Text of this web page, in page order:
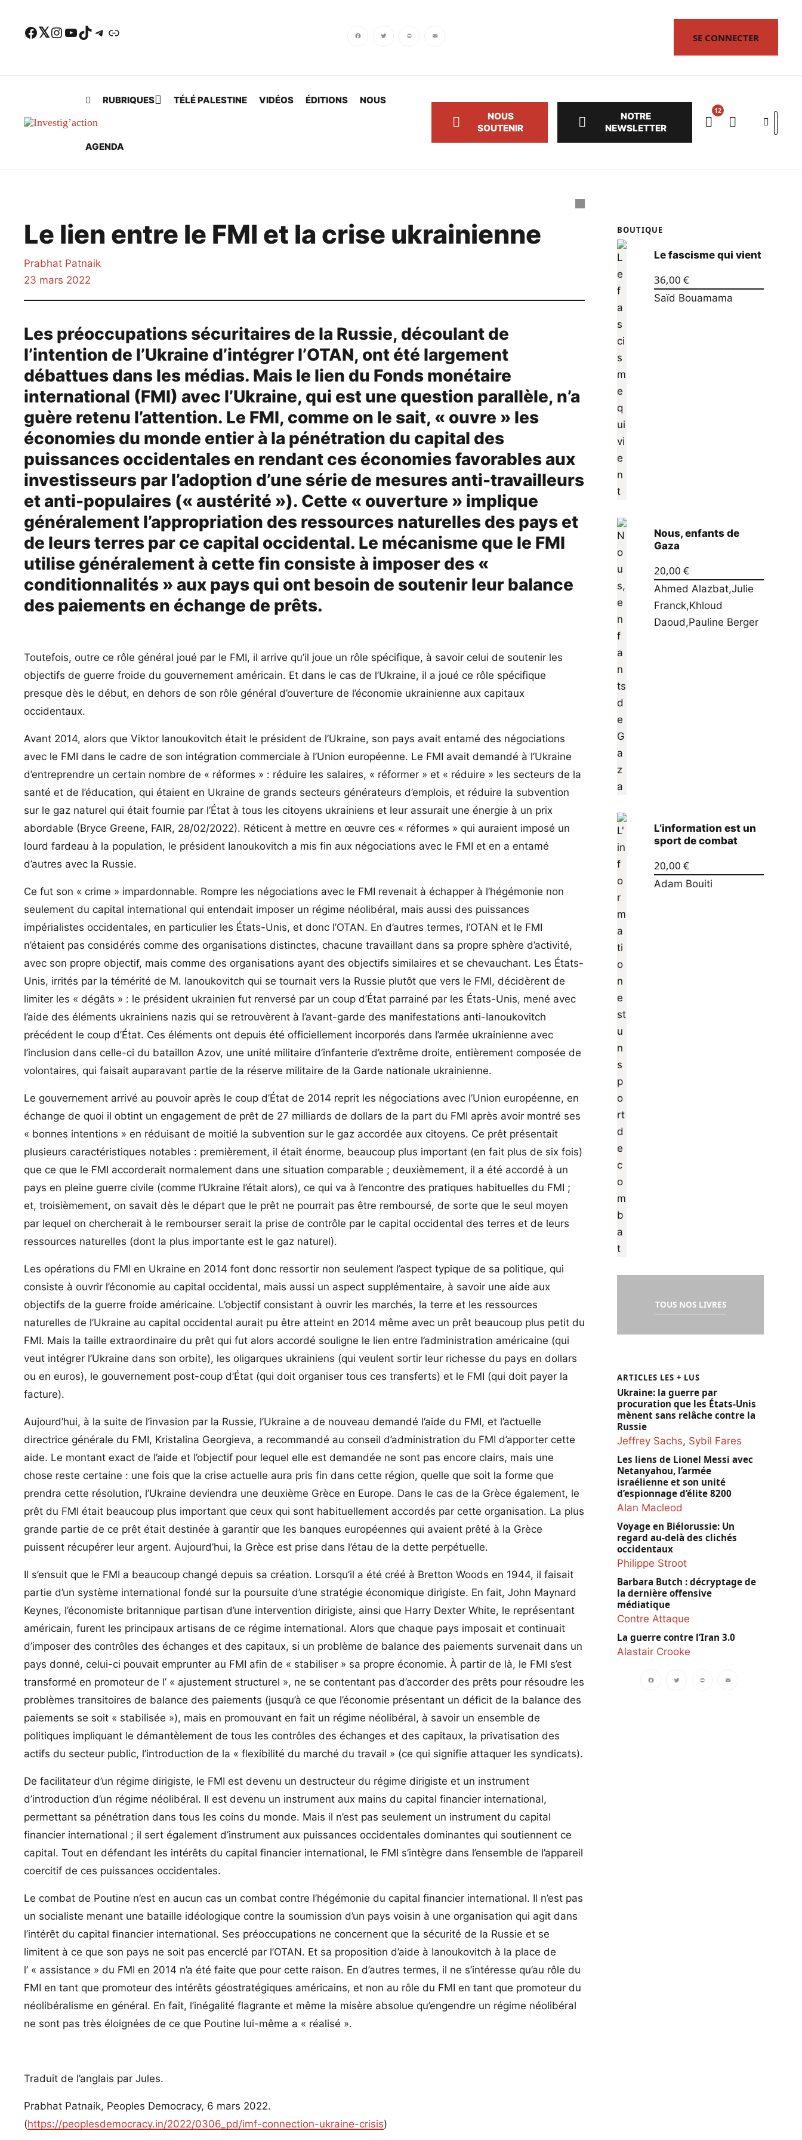
Facebook Twitter InstagramYouTube TikTok Telegram Lien SE CONNECTER
RUBRIQUES TÉLÉ PALESTINE VIDÉOS ÉDITIONS NOUS
AGENDA
NOUS
SOUTENIR
NOTRE
NEWSLETTER
Le lien entre le FMI et la crise ukrainienne
Prabhat Patnaik
23 mars 2022
Les préoccupations sécuritaires de la Russie, découlant de
l’intention de l’Ukraine d’intégrer l’OTAN, ont été largement
débattues dans les médias. Mais le lien du Fonds monétaire
international (FMI) avec l’Ukraine, qui est une question parallèle, n’a
guère retenu l’attention. Le FMI, comme on le sait, « ouvre » les
économies du monde entier à la pénétration du capital des
puissances occidentales en rendant ces économies favorables aux
investisseurs par l’adoption d’une série de mesures anti-travailleurs
et anti-populaires (« austérité »). Cette « ouverture » implique
généralement l’appropriation des ressources naturelles des pays et
de leurs terres par ce capital occidental. Le mécanisme que le FMI
utilise généralement à cette fin consiste à imposer des «
conditionnalités » aux pays qui ont besoin de soutenir leur balance
des paiements en échange de prêts.
Toutefois, outre ce rôle général joué par le FMI, il arrive qu’il joue un rôle spécifique, à savoir celui de soutenir les
objectifs de guerre froide du gouvernement américain. Et dans le cas de l’Ukraine, il a joué ce rôle spécifique
presque dès le début, en dehors de son rôle général d’ouverture de l’économie ukrainienne aux capitaux
occidentaux.
Avant 2014, alors que Viktor Ianoukovitch était le président de l’Ukraine, son pays avait entamé des négociations
avec le FMI dans le cadre de son intégration commerciale à l’Union européenne. Le FMI avait demandé à l’Ukraine
d’entreprendre un certain nombre de « réformes » : réduire les salaires, « réformer » et « réduire » les secteurs de la
santé et de l’éducation, qui étaient en Ukraine de grands secteurs générateurs d’emplois, et réduire la subvention
sur le gaz naturel qui était fournie par l’État à tous les citoyens ukrainiens et leur assurait une énergie à un prix
abordable (Bryce Greene, FAIR, 28/02/2022). Réticent à mettre en œuvre ces « réformes » qui auraient imposé un
lourd fardeau à la population, le président Ianoukovitch a mis fin aux négociations avec le FMI et en a entamé
d’autres avec la Russie.
Ce fut son « crime » impardonnable. Rompre les négociations avec le FMI revenait à échapper à l’hégémonie non
seulement du capital international qui entendait imposer un régime néolibéral, mais aussi des puissances
impérialistes occidentales, en particulier les États-Unis, et donc l’OTAN. En d’autres termes, l’OTAN et le FMI
n’étaient pas considérés comme des organisations distinctes, chacune travaillant dans sa propre sphère d’activité,
avec son propre objectif, mais comme des organisations ayant des objectifs similaires et se chevauchant. Les États-
Unis, irrités par la témérité de M. Ianoukovitch qui se tournait vers la Russie plutôt que vers le FMI, décidèrent de
limiter les « dégâts » : le président ukrainien fut renversé par un coup d’État parrainé par les États-Unis, mené avec
l’aide des éléments ukrainiens nazis qui se retrouvèrent à l’avant-garde des manifestations anti-Ianoukovitch
précédent le coup d’État. Ces éléments ont depuis été officiellement incorporés dans l’armée ukrainienne avec
l’inclusion dans celle-ci du bataillon Azov, une unité militaire d’infanterie d’extrême droite, entièrement composée de
volontaires, qui faisait auparavant partie de la réserve militaire de la Garde nationale ukrainienne.
Le gouvernement arrivé au pouvoir après le coup d’État de 2014 reprit les négociations avec l’Union européenne, en
échange de quoi il obtint un engagement de prêt de 27 milliards de dollars de la part du FMI après avoir montré ses
« bonnes intentions » en réduisant de moitié la subvention sur le gaz accordée aux citoyens. Ce prêt présentait
plusieurs caractéristiques notables : premièrement, il était énorme, beaucoup plus important (en fait plus de six fois)
que ce que le FMI accorderait normalement dans une situation comparable ; deuxièmement, il a été accordé à un
pays en pleine guerre civile (comme l’Ukraine l’était alors), ce qui va à l’encontre des pratiques habituelles du FMI ;
et, troisièmement, on savait dès le départ que le prêt ne pourrait pas être remboursé, de sorte que le seul moyen
par lequel on chercherait à le rembourser serait la prise de contrôle par le capital occidental des terres et de leurs
ressources naturelles (dont la plus importante est le gaz naturel).
Les opérations du FMI en Ukraine en 2014 font donc ressortir non seulement l’aspect typique de sa politique, qui
consiste à ouvrir l’économie au capital occidental, mais aussi un aspect supplémentaire, à savoir une aide aux
objectifs de la guerre froide américaine. L’objectif consistant à ouvrir les marchés, la terre et les ressources
naturelles de l’Ukraine au capital occidental aurait pu être atteint en 2014 même avec un prêt beaucoup plus petit du
FMI. Mais la taille extraordinaire du prêt qui fut alors accordé souligne le lien entre l’administration américaine (qui
veut intégrer l’Ukraine dans son orbite), les oligarques ukrainiens (qui veulent sortir leur richesse du pays en dollars
ou en euros), le gouvernement post-coup d’État (qui doit organiser tous ces transferts) et le FMI (qui doit payer la
facture).
Aujourd’hui, à la suite de l’invasion par la Russie, l’Ukraine a de nouveau demandé l’aide du FMI, et l’actuelle
directrice générale du FMI, Kristalina Georgieva, a recommandé au conseil d’administration du FMI d’apporter cette
aide. Le montant exact de l’aide et l’objectif pour lequel elle est demandée ne sont pas encore clairs, mais une
chose reste certaine : une fois que la crise actuelle aura pris fin dans cette région, quelle que soit la forme que
prendra cette résolution, l’Ukraine deviendra une deuxième Grèce en Europe. Dans le cas de la Grèce également, le
prêt du FMI était beaucoup plus important que ceux qui sont habituellement accordés par cette organisation. La plus
grande partie de ce prêt était destinée à garantir que les banques européennes qui avaient prêté à la Grèce
puissent récupérer leur argent. Aujourd’hui, la Grèce est prise dans l’étau de la dette perpétuelle.
Il s’ensuit que le FMI a beaucoup changé depuis sa création. Lorsqu’il a été créé à Bretton Woods en 1944, il faisait
partie d’un système international fondé sur la poursuite d’une stratégie économique dirigiste. En fait, John Maynard
Keynes, l’économiste britannique partisan d’une intervention dirigiste, ainsi que Harry Dexter White, le représentant
américain, furent les principaux artisans de ce régime international. Alors que chaque pays imposait et continuait
d’imposer des contrôles des échanges et des capitaux, si un problème de balance des paiements survenait dans un
pays donné, celui-ci pouvait emprunter au FMI afin de « stabiliser » sa propre économie. À partir de là, le FMI s’est
transformé en promoteur de l’ « ajustement structurel », ne se contentant pas d’accorder des prêts pour résoudre les
problèmes transitoires de balance des paiements (jusqu’à ce que l’économie présentant un déficit de la balance des
paiements se soit « stabilisée »), mais en promouvant en fait un régime néolibéral, à savoir un ensemble de
politiques impliquant le démantèlement de tous les contrôles des échanges et des capitaux, la privatisation des
actifs du secteur public, l’introduction de la « flexibilité du marché du travail » (ce qui signifie attaquer les syndicats).
De facilitateur d’un régime dirigiste, le FMI est devenu un destructeur du régime dirigiste et un instrument
d’introduction d’un régime néolibéral. Il est devenu un instrument aux mains du capital financier international,
permettant sa pénétration dans tous les coins du monde. Mais il n’est pas seulement un instrument du capital
financier international ; il sert également d’instrument aux puissances occidentales dominantes qui soutiennent ce
capital. Tout en défendant les intérêts du capital financier international, le FMI s’intègre dans l’ensemble de l’appareil
coercitif de ces puissances occidentales.
Le combat de Poutine n’est en aucun cas un combat contre l’hégémonie du capital financier international. Il n’est pas
un socialiste menant une bataille idéologique contre la soumission d’un pays voisin à une organisation qui agit dans
l’intérêt du capital financier international. Ses préoccupations ne concernent que la sécurité de la Russie et se
limitent à ce que son pays ne soit pas encerclé par l’OTAN. Et sa proposition d’aide à Ianoukovitch à la place de
l’ « assistance » du FMI en 2014 n’a été faite que pour cette raison. En d’autres termes, il ne s’intéresse qu’au rôle du
FMI en tant que promoteur des intérêts géostratégiques américains, et non au rôle du FMI en tant que promoteur du
néolibéralisme en général. En fait, l’inégalité flagrante et même la misère absolue qu’engendre un régime néolibéral
ne sont pas très éloignées de ce que Poutine lui-même a « réalisé ».
Traduit de l’anglais par Jules.
Prabhat Patnaik, Peoples Democracy, 6 mars 2022.
(https://peoplesdemocracy.in/2022/0306_pd/imf-connection-ukraine-crisis)
BOUTIQUE
Le fascisme qui vient
36,00 €
Saïd Bouamama
Nous, enfants de
Gaza
20,00 €
Ahmed Alazbat,Julie
Franck,Khloud
Daoud,Pauline Berger
L’information est un
sport de combat
20,00 €
Adam Bouiti
TOUS NOS LIVRES
ARTICLES LES + LUS
Ukraine: la guerre par
procuration que les États-Unis
mènent sans relâche contre la
Russie
Jeffrey Sachs, Sybil Fares
Les liens de Lionel Messi avec
Netanyahou, l’armée
israélienne et son unité
d’espionnage d’élite 8200
Alan Macleod
Voyage en Biélorussie: Un
regard au-delà des clichés
occidentaux
Philippe Stroot
Barbara Butch : décryptage de
la dernière offensive
médiatique
Contre Attaque
La guerre contre l’Iran 3.0
Alastair Crooke